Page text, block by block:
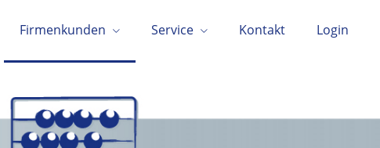
Firmenkunden Service Kontakt Login